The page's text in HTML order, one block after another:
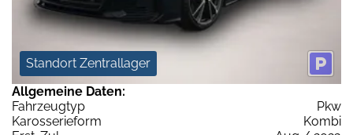
Standort Zentrallager
Allgemeine Daten:
Fahrzeugtyp
Pkw
Karosserieform
Kombi